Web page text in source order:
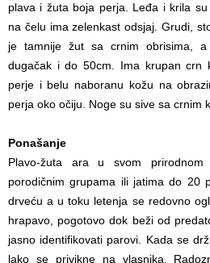
plava i žuta boja perja. Leđa i krila
na čelu ima zelenkast odsjaj. Grudi,
je tamnije žut sa crnim obrisima,
dugačak i do 50cm. Ima krupan crn
perje i belu naboranu kožu na
perja oko očiju. Noge su sive sa crnim
Ponašanje
Plavo-žuta ara u svom prirodnom
porodičnim grupama ili jatima do 20
drveću a u toku letenja se redovno
hrapavo, pogotovo dok beži od
jasno identifikovati parovi. Kada se
lako se privikne na vlasnika.